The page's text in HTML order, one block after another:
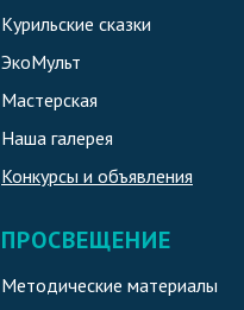
Курильские сказки
ЭкоМульт
Мастерская
Наша галерея
Конкурсы и объявления
ПРОСВЕЩЕНИЕ
Методические материалы